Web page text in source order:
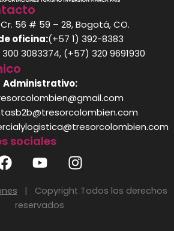
Cr. 56 # 59 – 28, Bogotá, CO.
oficina:(+57 1) 392-8383
3083374, (+57) 320 9691930
Administrativo:
sociales
F
a
c
e
Y
o
u
t
I
n
s
t
| Copyright Todos los derechos
reservados